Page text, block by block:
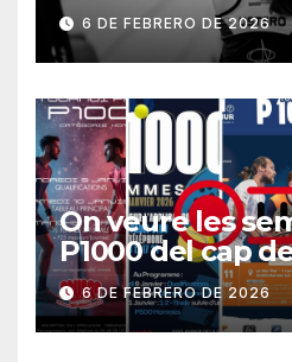
6 DE FEBRERO DE 2026
On veure les
P1000 del cap
6 DE FEBRERO DE 2026